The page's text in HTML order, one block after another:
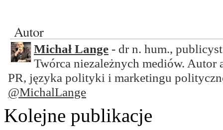
Autor
Michał Lange - dr n. hum.,
Twórca niezależnych mediów. Autor
PR, języka polityki i marketingu
@MichalLange
Kolejne publikacje